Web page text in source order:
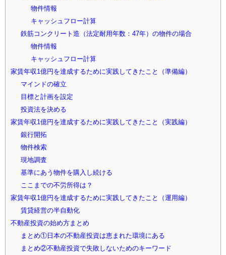
物件情報
キャッシュフロー計算
鉄筋コンクリート造（法定耐用年数：47年）の物件の場合
物件情報
キャッシュフロー計算
家賃年収1億円を達成するために実践してきたこと（準備編）
マインドの確立
目標と計画を設定
投資法を決める
家賃年収1億円を達成するために実践してきたこと（実践編）
銀行開拓
物件検索
現地調査
基準にあう物件を購入し続ける
ここまでの不労所得は？
家賃年収1億円を達成するために実践してきたこと（運用編）
賃貸経営の半自動化
不動産投資の始め方まとめ
まとめ①日本の不動産投資は恵まれた環境にある
まとめ②不動産投資で失敗しないためのキーワード